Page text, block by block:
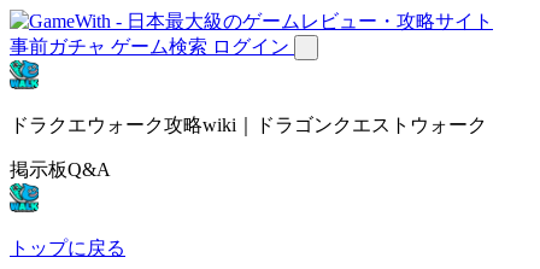
事前ガチャ ゲーム検索 ログイン
ドラクエウォーク攻略wiki｜ドラゴンクエストウォーク
掲示板Q&A
トップに戻る